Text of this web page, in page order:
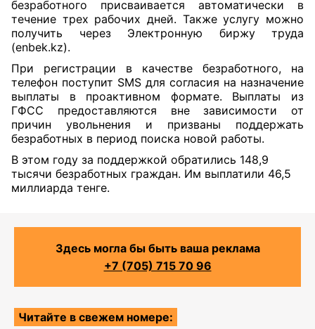
безработного присваивается автоматически в
течение трех рабочих дней. Также услугу можно
получить через Электронную биржу труда
(enbek.kz).
При регистрации в качестве безработного, на
телефон поступит SMS для согласия на назначение
выплаты в проактивном формате. Выплаты из
ГФСС предоставляются вне зависимости от
причин увольнения и призваны поддержать
безработных в период поиска новой работы.
В этом году за поддержкой обратились 148,9
тысячи безработных граждан. Им выплатили 46,5
миллиарда тенге.
Здесь могла бы быть ваша реклама
+7 (705) 715 70 96
Читайте в свежем номере: